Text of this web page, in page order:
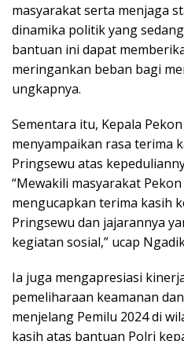
masyarakat serta menjaga
dinamika politik yang
bantuan ini dapat
meringankan beban bagi
ungkapnya.
Sementara itu, Kepala
menyampaikan rasa terima
Pringsewu atas
“Mewakili masyarakat
mengucapkan terima kasih
Pringsewu dan jajarannya
kegiatan sosial,” ucap
Ia juga mengapresiasi
pemeliharaan keamanan
menjelang Pemilu 2024 di
kasih atas bantuan Polri